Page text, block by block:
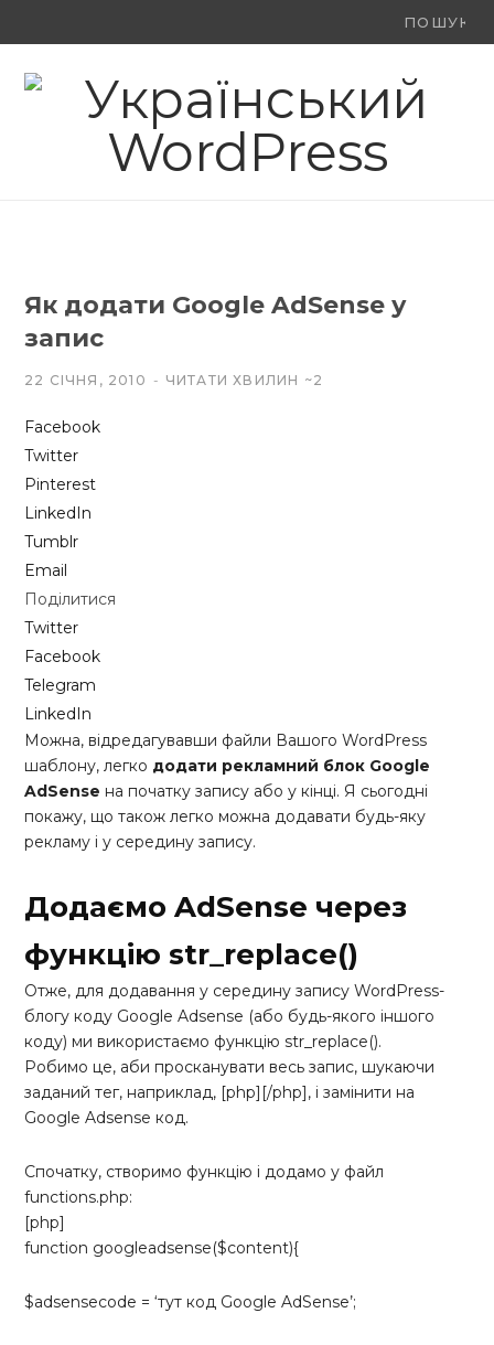
Ви
F
o
X
(
t
Y
o
e
Як додати Google AdSense у
запис
22 СІЧНЯ, 2010 ЧИТАТИ ХВИЛИН ~2
Facebook
Twitter
Pinterest
LinkedIn
Tumblr
Email
Поділитися
Twitter
Facebook
Telegram
LinkedIn
Можна, відредагувавши файли Вашого WordPress
шаблону, легко додати рекламний блок Google
AdSense на початку запису або у кінці. Я сьогодні
покажу, що також легко можна додавати будь-яку
рекламу і у середину запису.
Додаємо AdSense через
функцію str_replace()
Отже, для додавання у середину запису WordPress-
блогу коду Google Adsense (або будь-якого іншого
коду) ми використаємо функцію str_replace().
Робимо це, аби просканувати весь запис, шукаючи
заданий тег, наприклад, [php] [/php], і замінити на
Google Adsense код.
Спочатку, створимо функцію і додамо у файл
functions.php:
[php]
function googleadsense($content){
$adsensecode = ‘тут код Google AdSense’;